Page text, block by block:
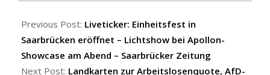
10-
03
Previous Post: Liveticker: Einheitsfest in
Saarbrücken eröffnet – Lichtshow bei Apollon-
Showcase am Abend – Saarbrücker Zeitung
Next Post: Landkarten zur Arbeitslosenquote, AfD-